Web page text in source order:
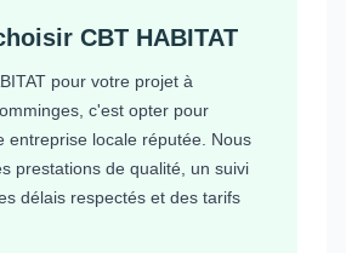
CBT HABITAT
pour votre projet à
c'est opter pour
entreprise locale réputée. Nous
prestations de qualité, un suivi
délais respectés et des tarifs